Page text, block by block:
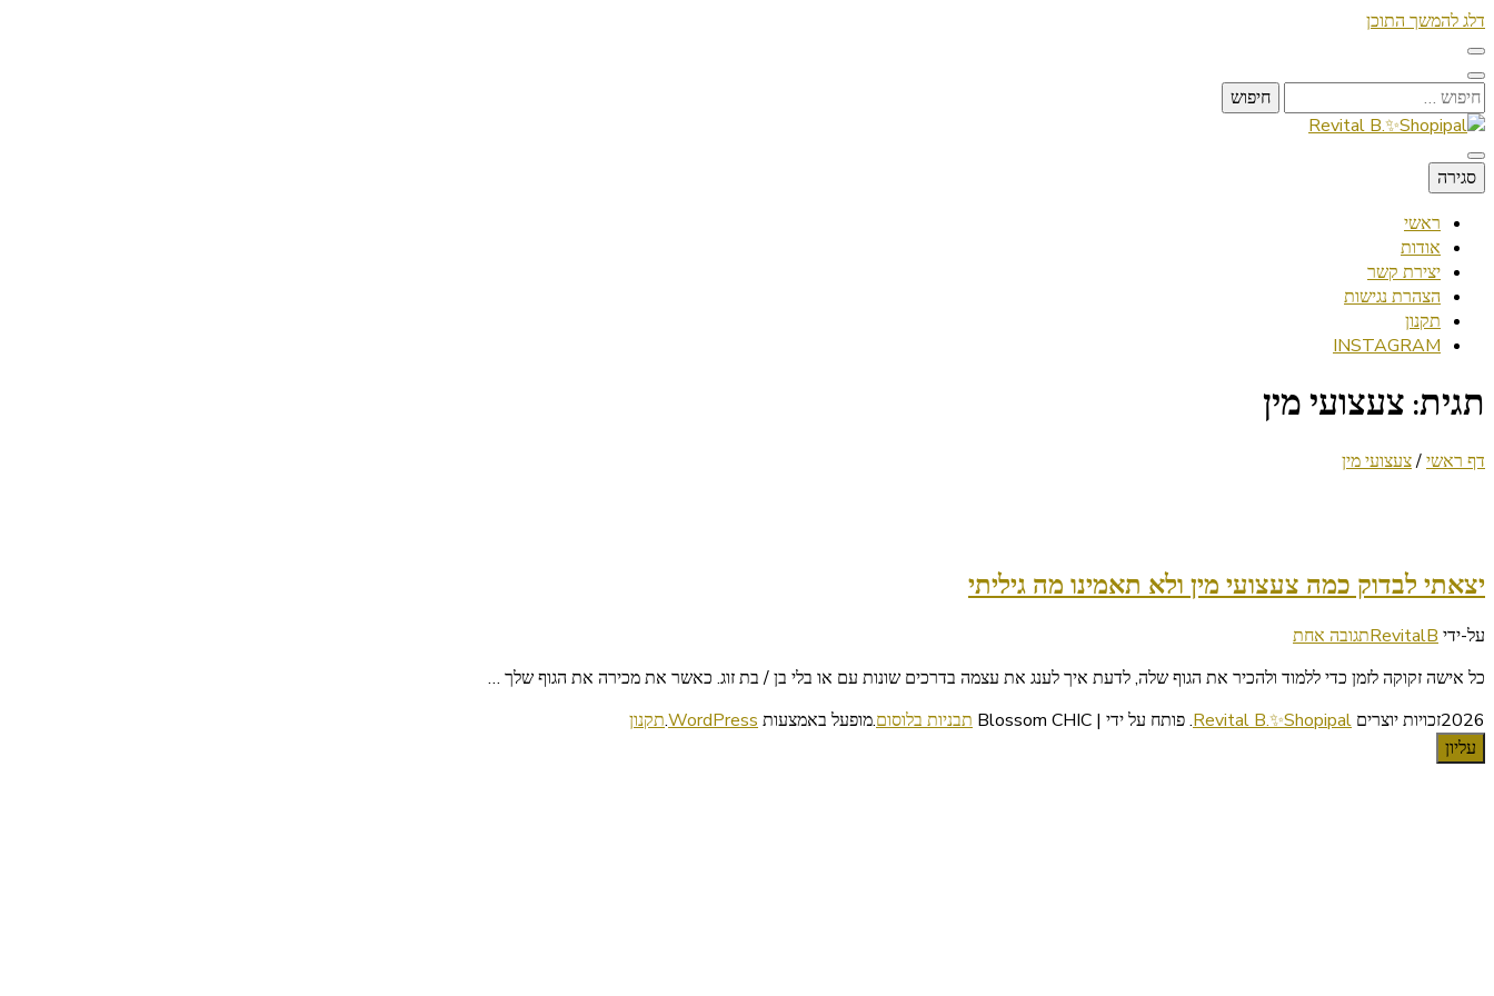
דלג להמשך התוכן
חיפוש:
Revital B.✨Shopipal
Lifestyle ✦ Beauty ✦ Vegan ✦ Travel
סגירה
ראשי
אודות
יצירת קשר
הצהרת נגישות
תקנון
INSTAGRAM
תגית: צעצועי מין
דף ראשי/צעצועי מין
יצאתי לבדוק כמה צעצועי מין ולא תאמינו מה גיליתי
על-ידי RevitalBתגובה אחתעל
לבדוק
כמה
צעצועי
כל אישה זקוקה לזמן כדי ללמוד ולהכיר את הגוף שלה, לדעת איך לענג את עצמה בדרכים שונות עם או בלי בן / בת זוג. כאשר את מכירה את הגוף שלך …
2026זכויות יוצרים
Revital B.✨Shopipal
.פותח על ידי | Blossom CHIC תבניות בלוסום.מופעל באמצעות WordPress
.תקנון
עליון